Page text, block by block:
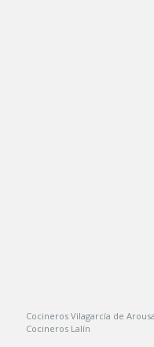
Cocineros Vilagarcía de Arousa
Cocineros Lalín